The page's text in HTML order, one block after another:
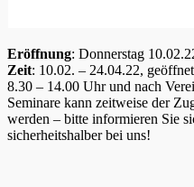
Eröffnung: Donnerstag
Zeit: 10.02. – 24.04.22,
8.30 – 14.00 Uhr und nach
Seminare kann zeitweise der
werden – bitte informieren Sie
sicherheitshalber bei uns!